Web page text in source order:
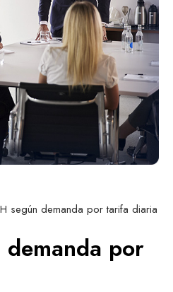
según demanda por tarifa diaria
demanda por